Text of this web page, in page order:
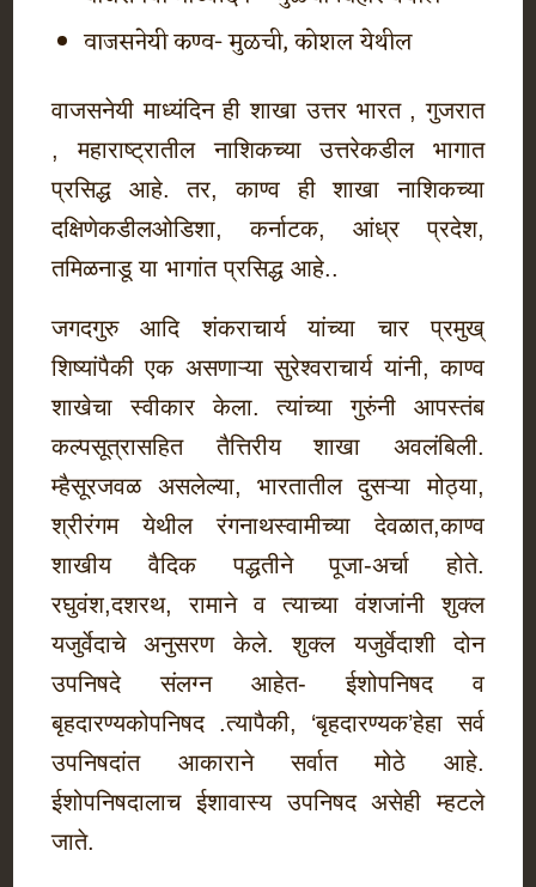
वाजसनेयी कण्व- मुळची, कोशल येथील
वाजसनेयी माध्यंदिन ही शाखा उत्तर भारत , गुजरात
, महाराष्ट्रातील नाशिकच्या उत्तरेकडील भागात
प्रसिद्ध आहे. तर, काण्व ही शाखा नाशिकच्या
दक्षिणेकडीलओडिशा, कर्नाटक, आंध्र प्रदेश,
तमिळनाडू या भागांत प्रसिद्ध आहे..
जगदगुरु आदि शंकराचार्य यांच्या चार प्रमुख्
शिष्यांपैकी एक असणाऱ्या सुरेश्वराचार्य यांनी, काण्व
शाखेचा स्वीकार केला. त्यांच्या गुरुंनी आपस्तंब
कल्पसूत्रासहित तैत्तिरीय शाखा अवलंबिली.
म्हैसूरजवळ असलेल्या, भारतातील दुसऱ्या मोठ्या,
श्रीरंगम येथील रंगनाथस्वामीच्या देवळात,काण्व
शाखीय वैदिक पद्धतीने पूजा-अर्चा होते.
रघुवंश,दशरथ, रामाने व त्याच्या वंशजांनी शुक्ल
यजुर्वेदाचे अनुसरण केले. शुक्ल यजुर्वेदाशी दोन
उपनिषदे संलग्न आहेत- ईशोपनिषद व
बृहदारण्यकोपनिषद .त्यापैकी, ‘बृहदारण्यक’हेहा सर्व
उपनिषदांत आकाराने सर्वात मोठे आहे.
ईशोपनिषदालाच ईशावास्य उपनिषद असेही म्हटले
जाते.